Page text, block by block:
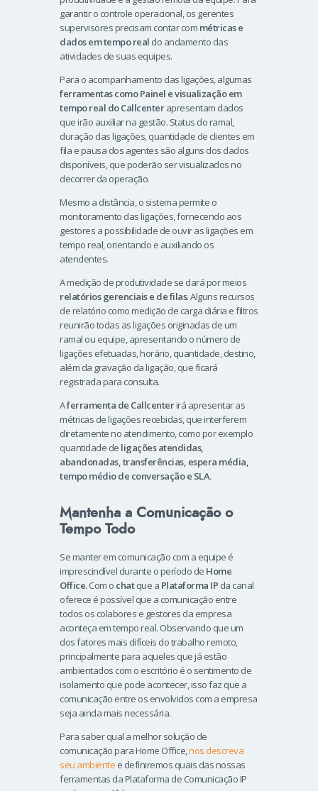
garantir o controle operacional, os gerentes
supervisores precisam contar com métricas e
dados em tempo real do andamento das
atividades de suas equipes.
Para o acompanhamento das ligações, algumas
ferramentas como Painel e visualização em
tempo real do Callcenterapresentam dados
que irão auxiliar na gestão. Status do ramal,
duração das ligações, quantidade de clientes em
fila e pausa dos agentes são alguns dos dados
disponíveis, que poderão ser visualizados no
decorrer da operação.
Mesmo a distância, o sistema permite o
monitoramento das ligações, fornecendo aos
gestores a possibilidade de ouvir as ligações em
tempo real, orientando e auxiliando os
atendentes.
A medição de produtividade se dará por meios
relatórios gerenciais e de filas. Alguns recursos
de relatório como medição de carga diária e filtros
reunirão todas as ligações originadas de um
ramal ou equipe, apresentando o número de
ligações efetuadas, horário, quantidade, destino,
além da gravação da ligação, que ficará
registrada para consulta.
Aferramenta de Callcenterirá apresentar as
métricas de ligações recebidas, que interferem
diretamente no atendimento, como por exemplo
quantidade de ligações atendidas,
abandonadas, transferências, espera média,
tempo médio de conversação e SLA.
Mantenha a Comunicação o
Tempo Todo
Se manter em comunicação com a equipe é
imprescindível durante o período de Home
Office. Com o chatque a Plataforma IP da canal
oferece é possível que a comunicação entre
todos os colabores e gestores da empresa
aconteça em tempo real. Observando que um
dos fatores mais difíceis do trabalho remoto,
principalmente para aqueles que já estão
ambientados com o escritório é o sentimento de
isolamento que pode acontecer, isso faz que a
comunicação entre os envolvidos com a empresa
seja ainda mais necessária.
Para saber qual a melhor solução de
comunicação para Home Office,nos descreva
seu ambiente e definiremos quais das nossas
ferramentas da Plataforma de Comunicação IP